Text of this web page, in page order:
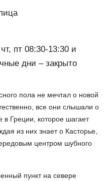
пт 08:30-13:30 и
дни – закрыто
пола не мечтал о новой
все они слышали о
Греции, которое шагает
из них знает о Касторье,
центром шубного
пункт на севере